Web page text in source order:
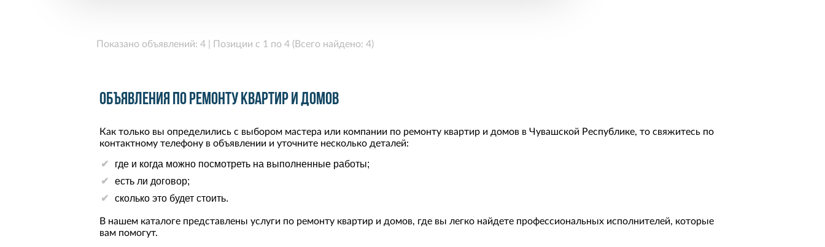
Показано объявлений: 4 | Позиции с 1 по 4 (Всего найдено: 4)
Объявления по ремонту квартир и домов
Как только вы определились с выбором мастера или компании по ремонту квартир и домов в Чувашской Республике, то свяжитесь по
контактному телефону в объявлении и уточните несколько деталей:
где и когда можно посмотреть на выполненные работы;
есть ли договор;
сколько это будет стоить.
В нашем каталоге представлены услуги по ремонту квартир и домов, где вы легко найдете профессиональных исполнителей, которые
вам помогут.